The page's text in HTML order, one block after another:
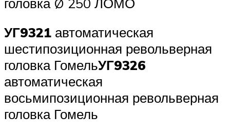
УГ9321 автоматическая
шестипозиционная револьверная
головка ГомельУГ9326
автоматическая
восьмипозиционная револьверная
головка Гомель